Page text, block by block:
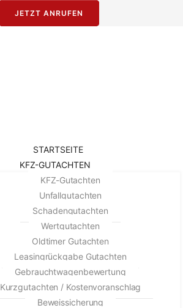
JETZT ANRUFEN
STARTSEITE
KFZ-GUTACHTEN
KFZ-Gutachten
Unfallgutachten
Schadengutachten
Wertgutachten
Oldtimer Gutachten
Leasingrückgabe Gutachten
Gebrauchtwagenbewertung
Kurzgutachten / Kostenvoranschlag
Beweissicherung